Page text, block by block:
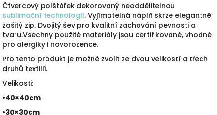
Čtvercový polštářek dekorovaný neoddělitelnou
sublimační technologií. Vyjímatelná náplň skrze elegantně
zašitý zip. Dvojitý šev pro kvalitní zachování pevnosti a
tvaru.Vsechny použité materiály jsou certifikované, vhodné
pro alergiky i novorozence.
Pro tento produkt je možné zvolit ze dvou velikostí a třech
druhů textilií.
Velikosti:
•40×40cm
•30×30cm